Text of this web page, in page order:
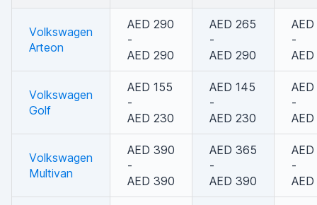
Volkswagen
Arteon
AED 290
-
AED 290
AED 265
-
AED 290
-
Volkswagen
Golf
AED 155
-
AED 230
AED 145
-
AED 230
-
Volkswagen
Multivan
AED 390
-
AED 390
AED 365
-
AED 390
-